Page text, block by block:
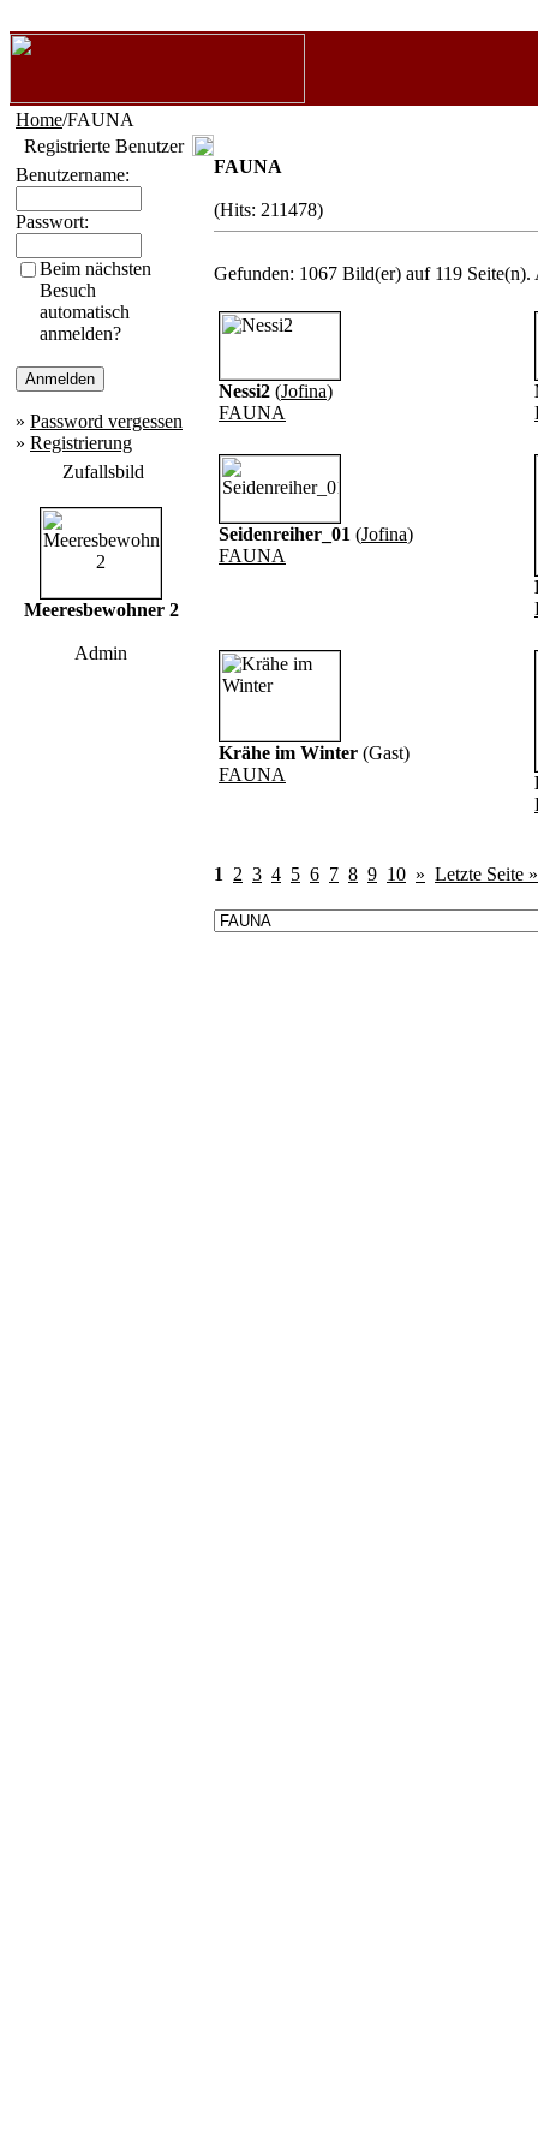
Home/FAUNA
Registrierte Benutzer
Benutzername:
Passwort:
Beim nächsten
Besuch
automatisch
anmelden?
» Password vergessen
» Registrierung
Zufallsbild
Meeresbewohner 2
Admin
FAUNA
(Hits: 211478)
Gefunden: 1067 Bild(er) auf 119
Nessi2 (Jofina)
FAUNA
Seidenreiher_01 (Jofina)
FAUNA
Krähe im Winter (Gast)
FAUNA
1 2 3 4 5 6 7 8 9 10 » Letzte Seite »